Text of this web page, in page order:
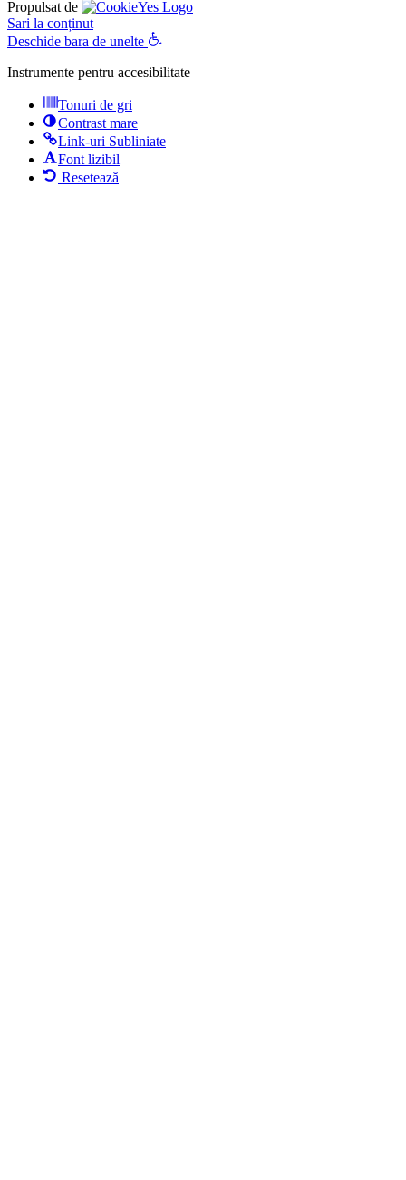
Propulsat de
Sari la conținut
Deschide bara de unelte
Instrumente pentru accesibilitate
Tonuri de gri
Contrast mare
Link-uri Subliniate
Font lizibil
Resetează